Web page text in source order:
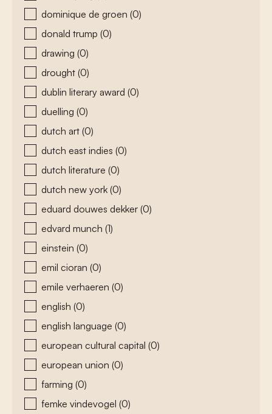
dominique de groen (0)
donald trump (0)
drawing (0)
drought (0)
dublin literary award (0)
duelling (0)
dutch art (0)
dutch east indies (0)
dutch literature (0)
dutch new york (0)
eduard douwes dekker (0)
edvard munch (1)
einstein (0)
emil cioran (0)
emile verhaeren (0)
english (0)
english language (0)
european cultural capital (0)
european union (0)
farming (0)
femke vindevogel (0)